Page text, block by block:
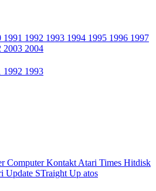
1991 1992 1993 1994 1995 1996 1997
2003 2004
1992 1993
Computer Kontakt Atari Times Hitdisk
Update STraight Up atos